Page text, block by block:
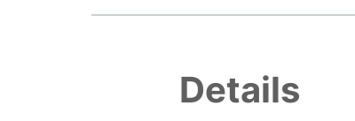
Details